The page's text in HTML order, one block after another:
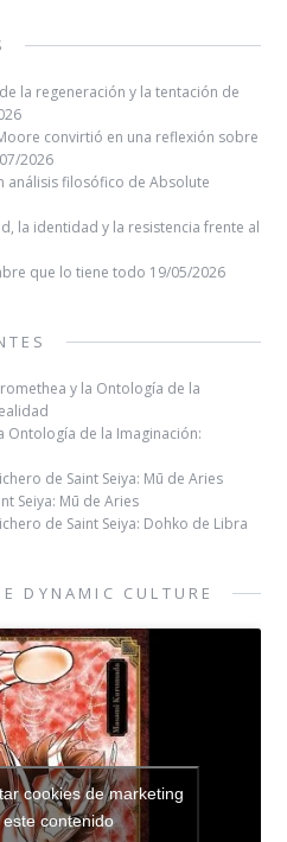
la regeneración y la tentación de
convirtió en una reflexión sobre
2026
análisis filosófico de Absolute
la identidad y la resistencia frente al
que lo tiene todo 19/05/2026
y la Ontología de la
Ontología de la Imaginación:
de Saint Seiya: Mū de Aries
Seiya: Mū de Aries
de Saint Seiya: Dohko de Libra
DYNAMIC CULTURE
cookies de marketing
contenido